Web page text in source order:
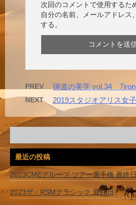
次回のコメントで使用するた
自分の名前、メールアドレス
する。
PREV 弾道の美学 vol.34 7iron
NEXT 2019スタジオアリス女
最近の投稿
2023CMEグループ ツアー選手権 最終日
2023ザ・RSMクラシック 最終日